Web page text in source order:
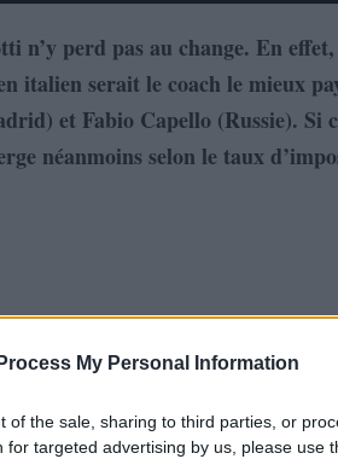
My Personal Information
of the sale, sharing to third parties, or
for targeted advertising by us, please use
n’y perd pas au change. En effet,
italien serait le coach le mieux
et Fabio Capello (Russie). Si
néanmoins selon le taux